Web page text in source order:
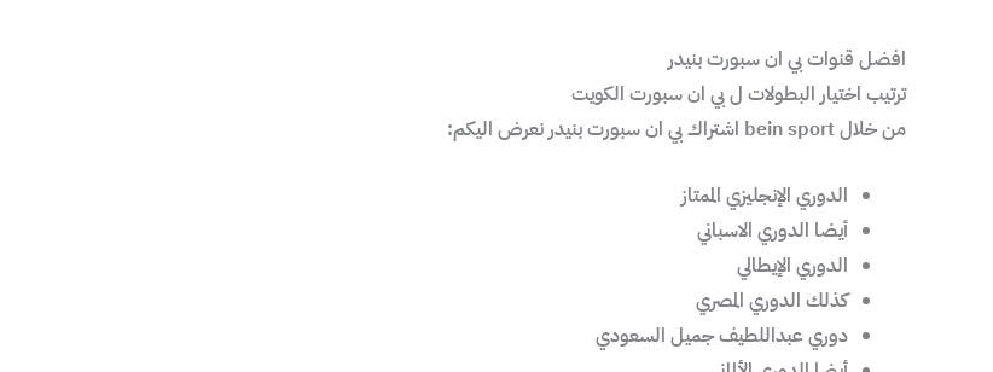
افضل قنوات بي ان سبورت بنيدر
ترتيب اختيار البطولات ل بي ان سبورت الكويت
من خلال bein sport اشتراك بي ان سبورت بنيدر نعرض اليكم:
الدوري الإنجليزي الممتاز
أيضا الدوري الاسباني
الدوري الإيطالي
كذلك الدوري المصري
دوري عبداللطيف جميل السعودي